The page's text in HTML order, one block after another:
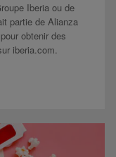
Iberia ou de
partie de Alianza
obtenir des
iberia.com.